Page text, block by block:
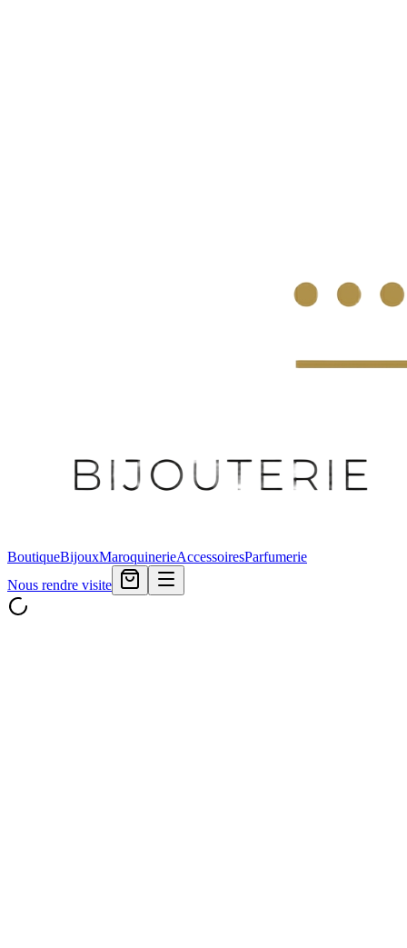
BoutiqueBijouxMaroquinerieAccessoiresParfumerie
Nous rendre visite